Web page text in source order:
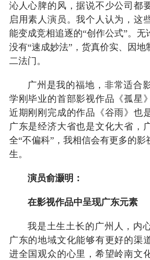
沁人心脾的风，据说不少公司都
启用素人演员。我个人认为，这
能变成竞相追逐的“创作公式”。无
没有“速成妙法”，货真价实、因地
二法门。
广州是我的福地，非常适合
学刚毕业的首部影视作品《孤星
近期刚刚完成的作品《谷雨》也
广东是经济大省也是文化大省，
全“不偏科”，我相信会有更多的影
生。
演员俞灏明：
在影视作品中呈现广东元素
我是土生土长的广州人，内
广东的地域文化能够有更好的渠
进全国观众的心里，希望岭南文